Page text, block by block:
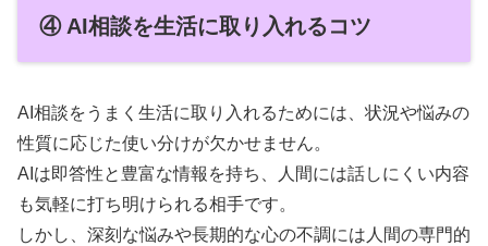
④ AI相談を生活に取り入れるコツ
AI相談をうまく生活に取り入れるためには、状況や悩みの
性質に応じた使い分けが欠かせません。
AIは即答性と豊富な情報を持ち、人間には話しにくい内容
も気軽に打ち明けられる相手です。
しかし、深刻な悩みや長期的な心の不調には人間の専門的